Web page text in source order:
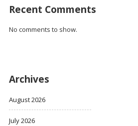
Recent Comments
No comments to show.
Archives
August 2026
July 2026